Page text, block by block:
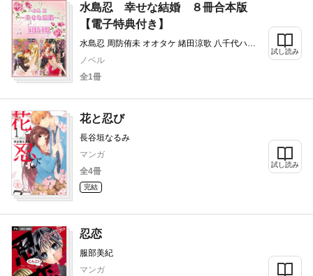
水島忍 幸せな結婚 ８冊合本版
【電子特典付き】
水島忍 周防侑未 オオタケ 緒田涼歌 八千代ハル
すがはらりゅう ウエハラ蜂
ノベル
全1冊
試し読み
花と忍び
長谷垣なるみ
マンガ
全4冊
完結
試し読み
忍恋
服部美紀
マンガ